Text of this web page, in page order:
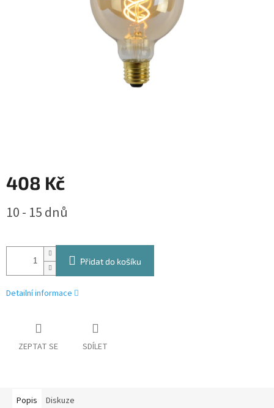
408 Kč
cena:
10 - 15 dnů
Přidat do košíku
Detailní informace
ZEPTAT SE SDÍLET
Popis Diskuze